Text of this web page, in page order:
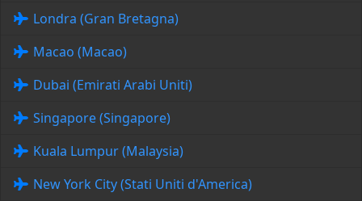
Londra (Gran Bretagna)
Macao (Macao)
Dubai (Emirati Arabi Uniti)
Singapore (Singapore)
Kuala Lumpur (Malaysia)
New York City (Stati Uniti d'America)